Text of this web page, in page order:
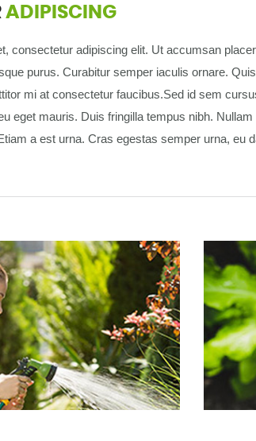
ADIPISCING
consectetur adipiscing elit. Ut accumsan
purus. Curabitur semper iaculis ornare.
mi at consectetur faucibus.Sed id sem
eget mauris. Duis fringilla tempus nibh.
a est urna. Cras egestas semper urna, eu